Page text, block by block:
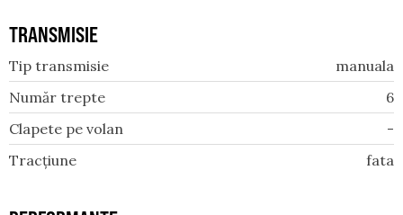
TRANSMISIE
Tip transmisie
manuala
Număr trepte
6
Clapete pe volan
-
Tracțiune
fata